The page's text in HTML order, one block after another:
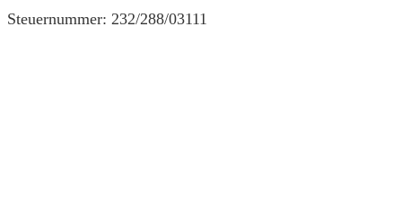
Steuernummer: 232/288/03111